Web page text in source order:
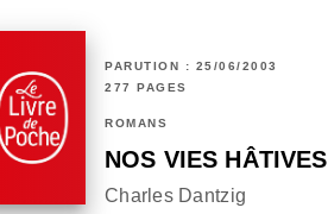
PARUTION : 25/06/2003
277 PAGES
ROMANS
NOS VIES HÂTIVES
Charles Dantzig